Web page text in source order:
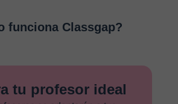
funciona Classgap?
tu profesor ideal